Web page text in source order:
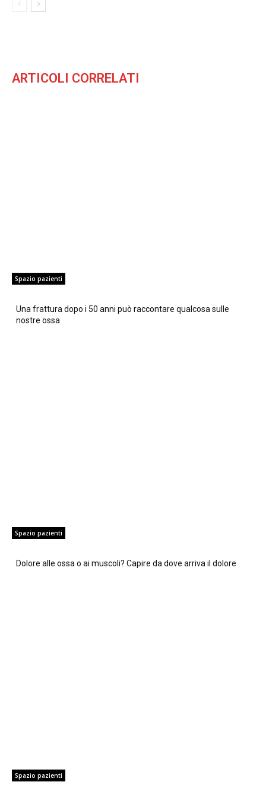
ARTICOLI CORRELATI
Spazio pazienti
Una frattura dopo i 50 anni può raccontare qualcosa sulle
nostre ossa
Spazio pazienti
Dolore alle ossa o ai muscoli? Capire da dove arriva il dolore
Spazio pazienti